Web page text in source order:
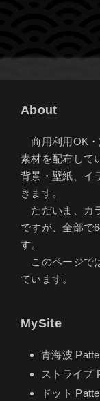
About
商用利用OK・
素材を配布して
背景・壁紙、イ
きます。
ただいま、カ
ですが、全部で
す。
このページで
ています。
MySite
青海波
ストライプ
ドット